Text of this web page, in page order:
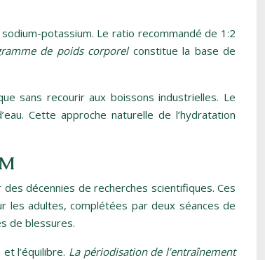
potassium. Le ratio recommandé de 1:2
de poids corporel constitue la base de
sans recourir aux boissons industrielles. Le
Cette approche naturelle de l’hydratation
décennies de recherches scientifiques. Ces
les adultes, complétées par deux séances de
de blessures.
l’équilibre. La périodisation de l’entraînement